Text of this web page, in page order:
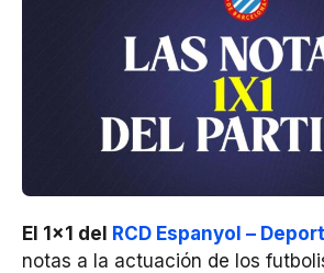
El 1×1 del RCD Espanyol –
notas a la actuación de los